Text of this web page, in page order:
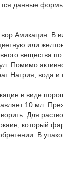
данные
Амикацин. В
или
вещества
Помимо
Натрия, вода и
в виде
10 мл.
Для
который
В